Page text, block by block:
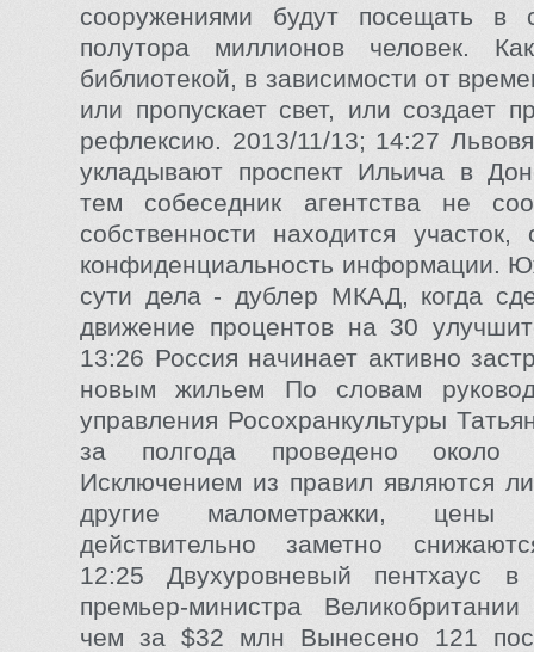
сооружениями будут посещать в
полутора миллионов человек.
библиотекой, в зависимости от
или пропускает свет, или создает
рефлексию. 2013/11/13; 14:27
укладывают проспект Ильича в
тем собеседник агентства не
собственности находится
конфиденциальность информации.
сути дела - дублер МКАД, когда
движение процентов на 30
13:26 Россия начинает активно
новым жильем По словам
управления Росохранкультуры
за полгода проведено около
Исключением из правил являются
другие малометражки,
действительно заметно
12:25 Двухуровневый пентхаус
премьер-министра
чем за $32 млн Вынесено 121